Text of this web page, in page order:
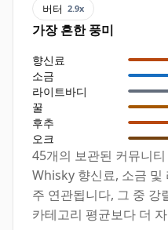
버터 2.9x
가장 흔한 풍미
향신료
소금
라이트바디
꿀
후추
오크
45개의 보관된 커뮤니
Whisky 향신료, 소금 및
주 연관됩니다, 그 중 강
카테고리 평균보다 더